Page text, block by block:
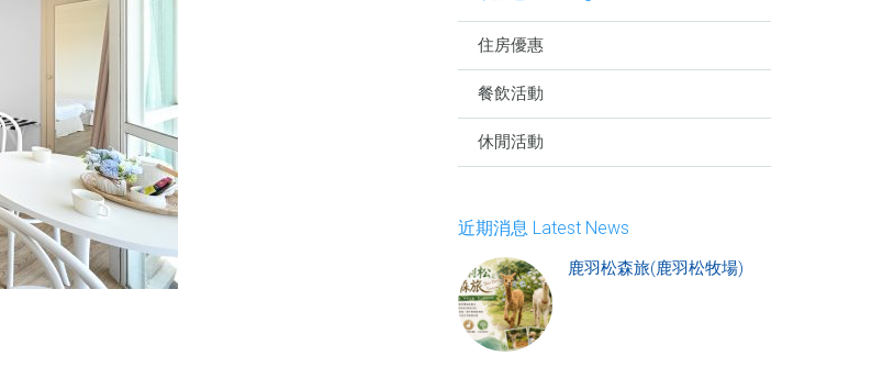
住房優惠
餐飲活動
休閒活動
近期消息 Latest News
鹿羽松森旅(鹿羽松牧場)